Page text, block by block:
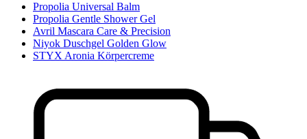
Propolia Universal Balm
Propolia Gentle Shower Gel
Avril Mascara Care & Precision
Niyok Duschgel Golden Glow
STYX Aronia Körpercreme